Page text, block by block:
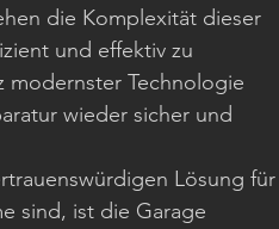
die Komplexität dieser
und effektiv zu
modernster Technologie
wieder sicher und
Lösung für
sind, ist die Garage